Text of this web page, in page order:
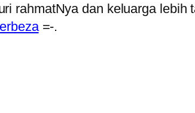
rahmatNya dan keluarga lebih
=-.